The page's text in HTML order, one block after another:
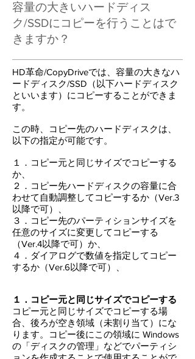
​容量の大きいハードディス
ク/SSDにコピーを行うことはで
きますか？
HD革命/CopyDriveでは、容量の大きなハ
ードディスク/SSD（以下ハードディスク
といいます）にコピーすることができま
す。
この時、コピー先のハードディスクは、
以下の指定が可能です。
１．コピー元と同じサイズでコピーする
か、
２．コピー先ハードディスクの容量に合
わせて自動調整してコピーするか（Ver.3
以降で可）、
３．コピー先のパーティションサイズを
任意のサイズに変更してコピーする
（Ver.4以降で可）か、
４．ダイアログで数値を指定してコピー
するか（Ver.6以降で可）、
１．コピー元と同じサイズでコピーする
コピー元と同じサイズでコピーする場
合、後ろが空き領域（未割り当て）にな
ります。コピー後にこの領域に Windows
の「ディスクの管理」などでパーティシ